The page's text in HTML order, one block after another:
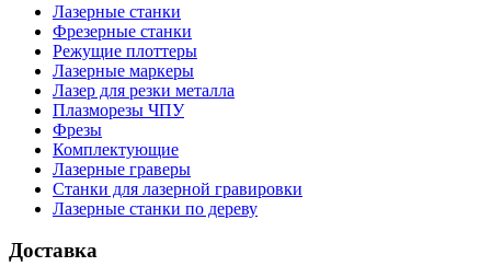
Лазерные станки
Фрезерные станки
Режущие плоттеры
Лазерные маркеры
Лазер для резки металла
Плазморезы ЧПУ
Фрезы
Комплектующие
Лазерные граверы
Станки для лазерной гравировки
Лазерные станки по дереву
Доставка